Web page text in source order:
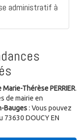
administratif à
Marie-Thérèse PERRIER.
de mairie en
Bauges: Vous pouvez
73630 DOUCY EN